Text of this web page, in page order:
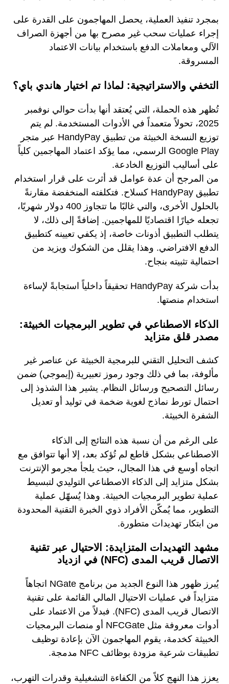
بمجرد تنفيذ العملية، يحصل المهاجمون على القدرة على
إجراء عمليات سحب غير مصرح بها من أجهزة الصراف
الآلي ومعاملات الدفع باستخدام بيانات الاعتماد
المسروقة.
التخفي والاستراتيجية: لماذا تم اختيار هاندي باي؟
تُظهر هذه الحملة، التي يُعتقد أنها بدأت حوالي نوفمبر
2025، تحولاً متعمداً في الأدوات المستخدمة. لم يتم
توزيع النسخة الخبيثة من تطبيق HandyPay عبر متجر
Google Play الرسمي، مما يؤكد اعتماد المهاجمين كلياً
على أساليب التوزيع الخادعة.
من المرجح أن عدة عوامل قد أثرت على قرار استخدام
تطبيق HandyPay كسلاح. فتكلفته المنخفضة مقارنةً
بالحلول الأخرى، والتي غالبًا ما تتجاوز 400 دولار شهريًا،
تجعله خيارًا اقتصاديًا للمهاجمين. إضافةً إلى ذلك، لا
يتطلب التطبيق أذونات خاصة، إذ يكفي تعيينه كتطبيق
الدفع الافتراضي. وهذا يقلل من الشكوك ويزيد من
احتمالية تثبيته بنجاح.
بدأت شركة HandyPay تحقيقاً داخلياً استجابةً لإساءة
استخدام منصتها.
الذكاء الاصطناعي في تطوير البرمجيات الخبيثة:
مصدر قلق متزايد
كشف التحليل التقني للبرمجية الخبيثة عن عناصر غير
مألوفة، بما في ذلك وجود رموز تعبيرية (إيموجي) ضمن
رسائل التصحيح ورسائل النظام. يشير هذا الشذوذ إلى
احتمال تورط نماذج لغوية ضخمة في توليد أو تعديل
الشفرة الخبيثة.
على الرغم من أن نسبة هذه النتائج إلى الذكاء
الاصطناعي بشكل قاطع لم تُؤكد بعد، إلا أنها تتوافق مع
اتجاه أوسع في هذا المجال، حيث يلجأ مجرمو الإنترنت
بشكل متزايد إلى الذكاء الاصطناعي التوليدي لتبسيط
عملية تطوير البرمجيات الخبيثة. وهذا يُسهّل عملية
التطوير، مما يُمكّن الأفراد ذوي الخبرة التقنية المحدودة
من ابتكار تهديدات متطورة.
مشهد التهديدات المتزايدة: الاحتيال عبر تقنية
الاتصال قريب المدى (NFC) في ازدياد
يُبرز ظهور هذا النوع الجديد من برنامج NGate اتجاهاً
متزايداً في عمليات الاحتيال المالي القائمة على تقنية
الاتصال قريب المدى (NFC). فبدلاً من الاعتماد على
أدوات معروفة مثل NFCGate أو منصات البرمجيات
الخبيثة كخدمة، يقوم المهاجمون الآن بإعادة توظيف
تطبيقات شرعية مزودة بوظائف NFC مدمجة.
يعزز هذا النهج كلاً من الكفاءة التشغيلية وقدرات التهرب،